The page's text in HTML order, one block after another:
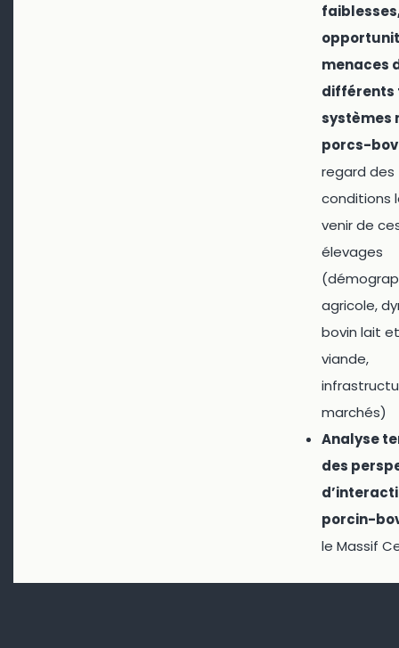
menaces
différents
systèmes
porcs-
regard des
conditions
venir de
élevages
agricole,
bovin lait
viande,
marchés)
Analyse
des
porcin-
le Massif